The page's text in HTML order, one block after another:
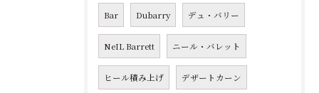
Bar Dubarry デュ・バリー
NeIL Barrett ニール・バレット
ヒール積み上げ デザートカーン